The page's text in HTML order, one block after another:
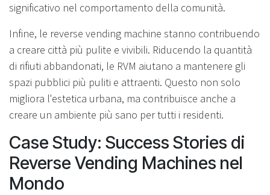
significativo nel comportamento della comunità.
Infine, le reverse vending machine stanno contribuendo
a creare città più pulite e vivibili. Riducendo la quantità
di rifiuti abbandonati, le RVM aiutano a mantenere gli
spazi pubblici più puliti e attraenti. Questo non solo
migliora l'estetica urbana, ma contribuisce anche a
creare un ambiente più sano per tutti i residenti.
Case Study: Success Stories di
Reverse Vending Machines nel
Mondo